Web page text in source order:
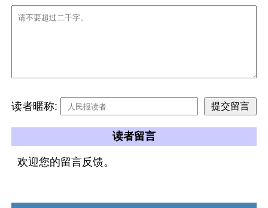
读者暱称:
读者留言
欢迎您的留言反馈。